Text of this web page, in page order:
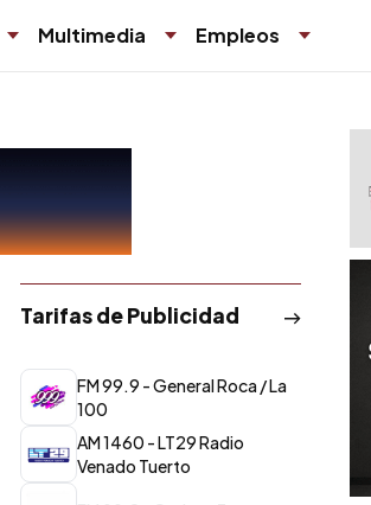
Multimedia Empleos
Tarifas de Publicidad
FM 99.9 - General Roca / La
100
AM 1460 - LT29 Radio
Venado Tuerto